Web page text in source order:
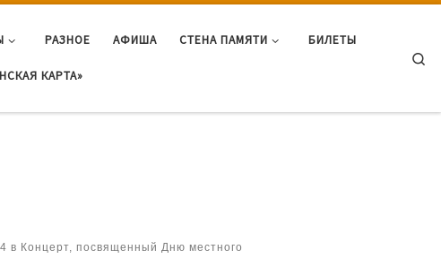
РАЗНОЕ АФИША СТЕНА ПАМЯТИ БИЛЕТЫ
КАРТА»
в Концерт, посвященный Дню местного